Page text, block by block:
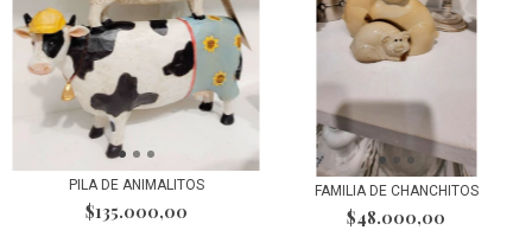
PILA DE ANIMALITOS
$135.000,00
FAMILIA DE CHANCHITOS
$48.000,00